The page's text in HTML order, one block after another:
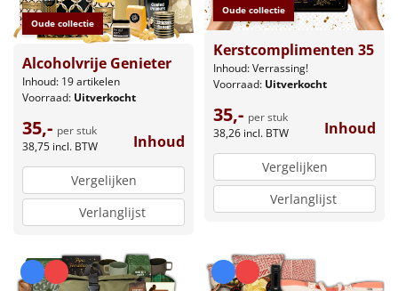
Oude collectie
Alcoholvrije Genieter
Inhoud: 19 artikelen
Voorraad: Uitverkocht
35,- per stuk
38,75 incl. BTW Inhoud
Vergelijken
Verlanglijst
Oude collectie
Kerstcomplimenten 35
Inhoud: Verrassing!
Voorraad: Uitverkocht
35,- per stuk
38,26 incl. BTW Inhoud
Vergelijken
Verlanglijst